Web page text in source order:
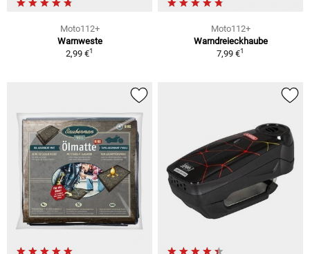
Moto112+
Warnweste
2,99 €1
Moto112+
Warndreieckhaube
7,99 €1